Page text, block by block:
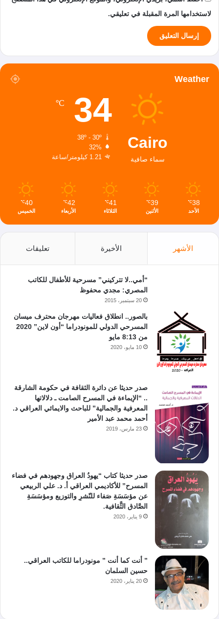
لاستخدامها المرة المقبلة في تعليقي.
Weather
Cairo
سماء صافية
34
℃
38º - 30º
32%
1.21 كيلومتر/ساعة
38
℃
الأحد
39
℃
الأثنين
41
℃
الثلاثاء
42
℃
الأربعاء
40
℃
الخميس
الأشهر الأخيرة تعليقات
“أمي..لا تتركيني” مسرحية للأطفال للكاتب
المصري: مجدي محفوظ
20 سبتمبر، 2015
بالصور.. انطلاق فعاليات مهرجان محترف ميسان
المسرحي الدولي للمونودراما “أون لاين” 2020
من 8:13 مايو
10 مايو، 2020
صدر حديثا عن دائرة الثقافة في حكومة الشارقة
.. “الإيماءة في المسرح الصامت ـ دلالاتها
المعرفية والجمالية” للباحث والايمائي العراقي د.
أحمد محمد عبد الأمير
23 مارس، 2019
صدر حديثا كتاب “يهودُ العراق وجهودهم في فضاء
المسرح” للأكاديمي العراقي أ. د. علي الربيعي
عن مؤسَسَةِ صَفاء للنّشرِ والتوزيع ومؤسَسَةِ
الصَّادق الثَّقافية.
9 يناير، 2020
” أنت كما أنت ” مونودراما للكاتب العراقي..
حسين السلمان
20 يناير، 2020